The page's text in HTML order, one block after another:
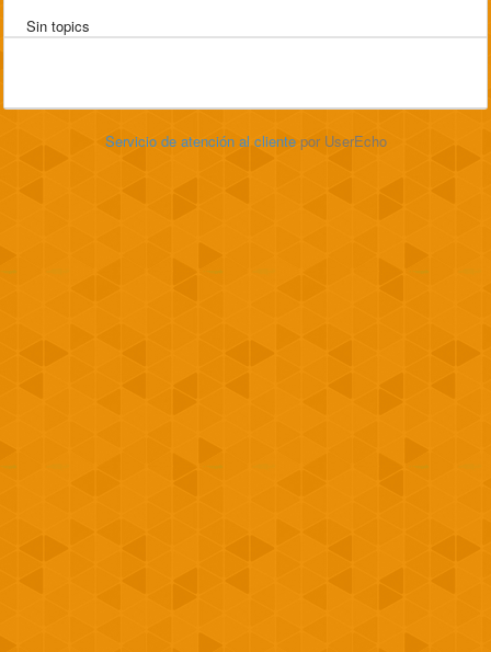
Sin topics
Servicio de atención al cliente por UserEcho